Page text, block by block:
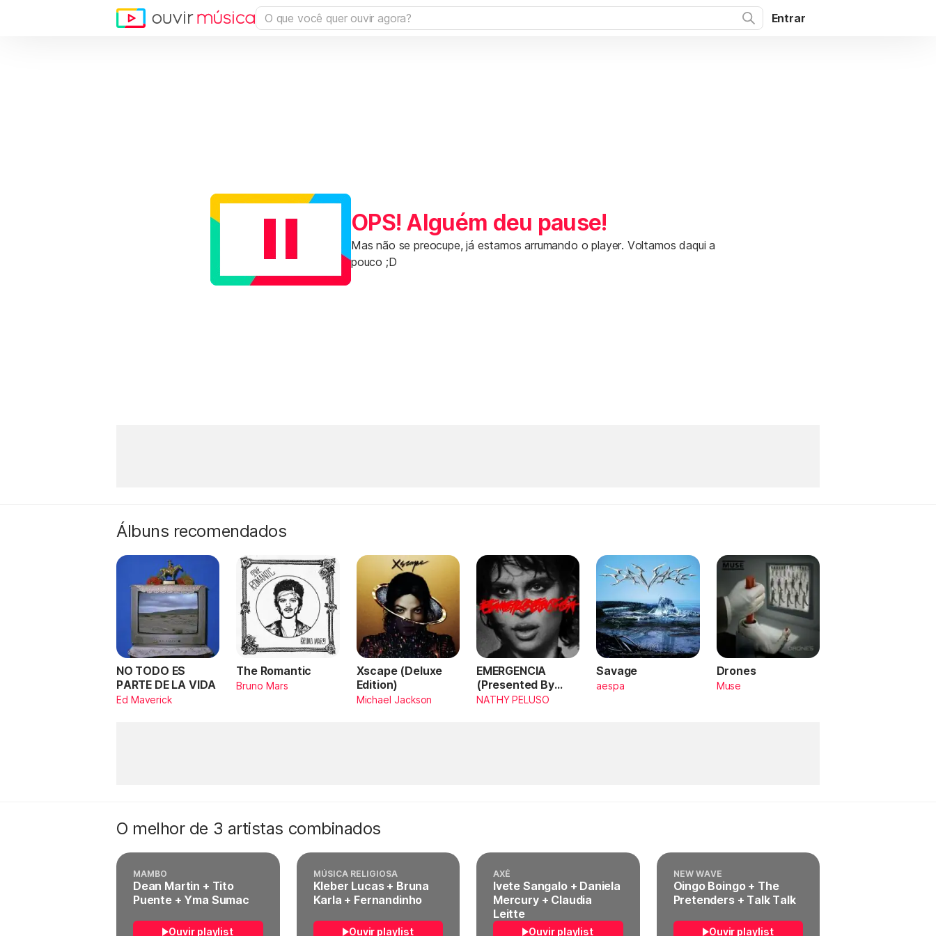
Entrar
OPS! Alguém deu pause!
Mas não se preocupe, já estamos arrumando o player. Voltamos daqui a
pouco ;D
Álbuns recomendados
NO TODO ES
PARTE DE LA VIDA
Ed Maverick
The Romantic
Bruno Mars
Xscape (Deluxe
Edition)
Michael Jackson
EMERGENCIA
(Presented By
PlayStation,
NATHY PELUSO
Savage
aespa
Drones
Muse
O melhor de 3 artistas combinados
MAMBO
Dean Martin + Tito
Puente + Yma Sumac
Ouvir playlist
MÚSICA RELIGIOSA
Kleber Lucas + Bruna
Karla + Fernandinho
Ouvir playlist
AXÉ
Ivete Sangalo + Daniela
Mercury + Claudia
Leitte
Ouvir playlist
NEW WAVE
Oingo Boingo + The
Pretenders + Talk Talk
Ouvir playlist